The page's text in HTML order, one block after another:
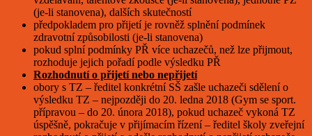
(je-li stanovena), dalších skutečností
předpokladem pro přijetí je rovněž splnění podmínek
zdravotní způsobilosti (je-li stanovena)
pokud splní podmínky PŘ více uchazečů, než lze přijmout,
rozhoduje jejich pořadí podle výsledku PŘ
Rozhodnutí o přijetí nebo nepřijetí
obory s TZ – ředitel konkrétní SŠ zašle uchazeči sdělení o
výsledku TZ – nejpozději do 20. ledna 2018 (Gym se sport.
přípravou – do 20. února 2018), pokud uchazeč vykoná TZ
úspěšně, pokračuje v přijímacím řízení – ředitel školy zveřejní